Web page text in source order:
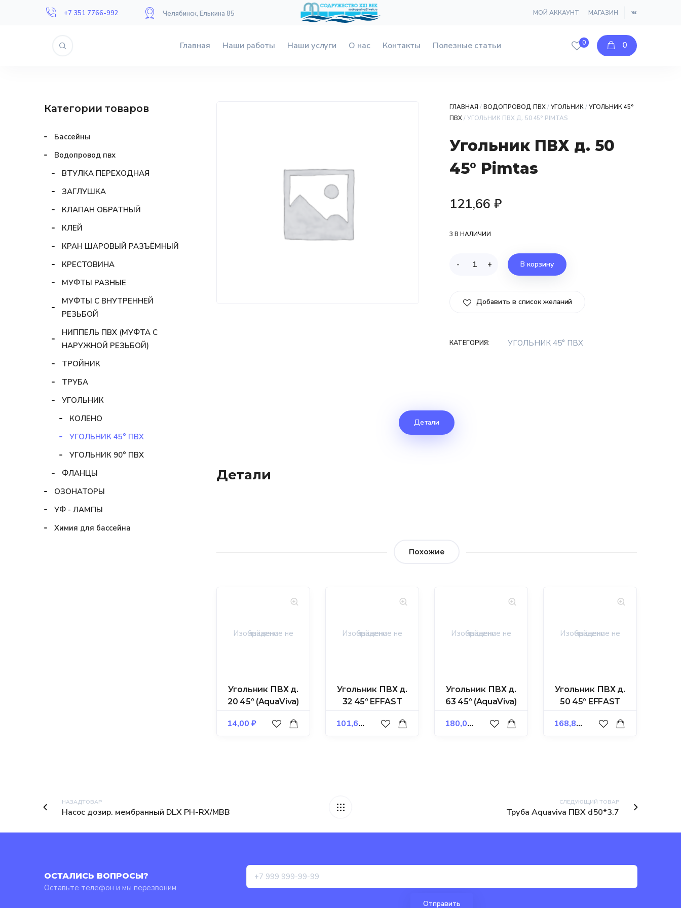
+7 351 7766-992 Челябинск, Елькина 85 МОЙ АККАУНТ МАГАЗИН
Главная Наши работы Наши услуги О нас Контакты Полезные статьи 0
0
ГЛАВНАЯ /ВОДОПРОВОД ПВХ/УГОЛЬНИК/УГОЛЬНИК 45°
ПВХ/ УГОЛЬНИК ПВХ Д. 50 45° PIMTAS
Угольник ПВХ д. 50
45° Pimtas
121,66 ₽
3 В НАЛИЧИИ
+
- В корзину
Добавить в список желаний
КАТЕГОРИЯ: УГОЛЬНИК 45° ПВХ
Детали
Детали
Похожие
Угольник ПВХ д.
20 45° (AquaViva)
14,00 ₽
Угольник ПВХ д.
32 45° EFFAST
101,60
Угольник ПВХ д.
63 45° (AquaViva)
180,00
Угольник ПВХ д.
50 45° EFFAST
168,80
Категории товаров
Бассейны
Водопровод пвх
ВТУЛКА ПЕРЕХОДНАЯ
ЗАГЛУШКА
КЛАПАН ОБРАТНЫЙ
КЛЕЙ
КРАН ШАРОВЫЙ РАЗЪЁМНЫЙ
КРЕСТОВИНА
МУФТЫ РАЗНЫЕ
МУФТЫ С ВНУТРЕННЕЙ
РЕЗЬБОЙ
НИППЕЛЬ ПВХ (МУФТА С
НАРУЖНОЙ РЕЗЬБОЙ)
ТРОЙНИК
ТРУБА
УГОЛЬНИК
КОЛЕНО
УГОЛЬНИК 45° ПВХ
УГОЛЬНИК 90° ПВХ
ФЛАНЦЫ
ОЗОНАТОРЫ
УФ - ЛАМПЫ
Химия для бассейна
НАЗАДТОВАР
Насос дозир. мембранный DLX PH-RX/MBB
СЛЕДУЮЩИЙ ТОВАР
Труба Aquaviva ПВХ d50*3.7
ОСТАЛИСЬ ВОПРОСЫ?
Оставьте телефон и мы перезвоним